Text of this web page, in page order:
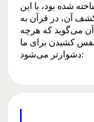
شده بود، با این
از کشف آن، در قرآن به
می‌گوید که هرچه
کشیدن برای ما
دشوارتر می‌شود: